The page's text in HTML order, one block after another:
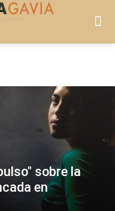
sobre la
en